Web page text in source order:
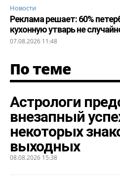
Новости
Реклама решает: 60%
кухонную утварь не
07.08.2026 11:48
По теме
Астрологи
внезапный
некоторых
выходных
08.08.2026 15:38